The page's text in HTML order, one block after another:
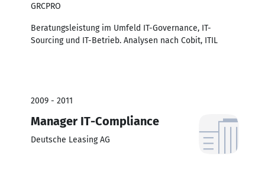
GRCPRO
Beratungsleistung im Umfeld IT-Governance, IT-
Sourcing und IT-Betrieb. Analysen nach Cobit, ITIL
2009 - 2011
Manager IT-Compliance
Deutsche Leasing AG